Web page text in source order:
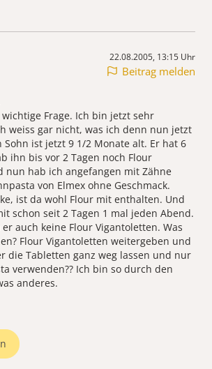
22.08.2005, 13:15 Uhr
Beitrag melden
Frage. Ich bin jetzt sehr
weiss gar nicht, was ich denn nun jetzt
Sohn ist jetzt 9 1/2 Monate alt. Er hat 6
ihn bis vor 2 Tagen noch Flour
nun hab ich angefangen mit Zähne
von Elmex ohne Geschmack.
ist da wohl Flour mit enthalten. Und
schon seit 2 Tagen 1 mal jeden Abend.
auch keine Flour Vigantoletten. Was
Flour Vigantoletten weitergeben und
die Tabletten ganz weg lassen und nur
verwenden?? Ich bin so durch den
anderes.